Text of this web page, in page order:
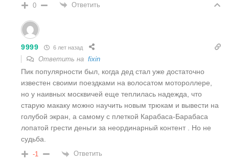
0 Ответить
9999 6 лет назад
Ответить на fixin
Пик популярности был, когда дед стал уже достаточно
известен своими поездками на волосатом мотороллере,
но у наивных москвичей еще теплилась надежда, что
старую макаку можно научить новым трюкам и вывести на
голубой экран, а самому с плеткой Карабаса-Барабаса
лопатой грести деньги за неординарный контент . Но не
судьба.
-1 Ответить